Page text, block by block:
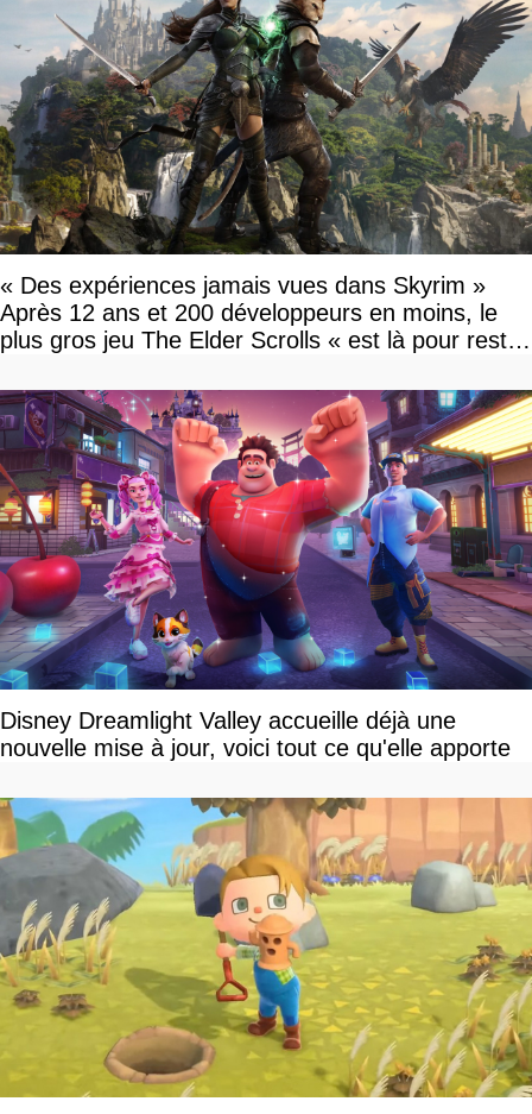
« Des expériences jamais vues dans Skyrim »
Après 12 ans et 200 développeurs en moins, le
plus gros jeu The Elder Scrolls « est là pour rester
Disney Dreamlight Valley accueille déjà une
nouvelle mise à jour, voici tout ce qu'elle apporte